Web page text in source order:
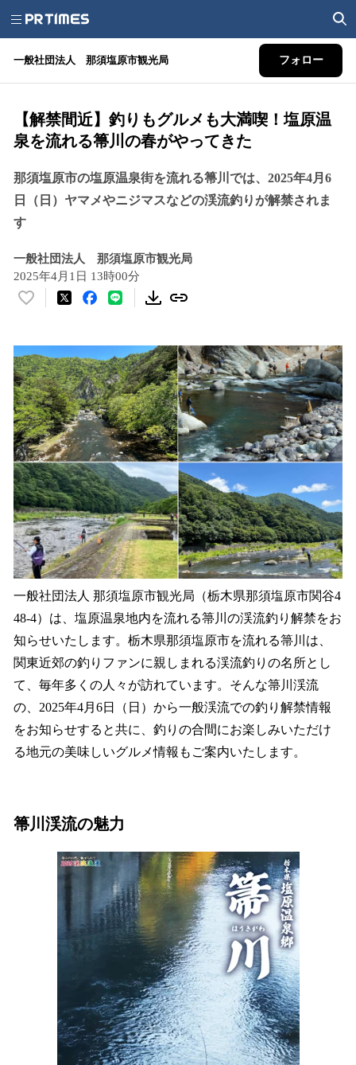
一般社団法人 那須塩原市観光局 フォロー
【解禁間近】釣りもグルメも大満喫！塩原温
泉を流れる箒川の春がやってきた
那須塩原市の塩原温泉街を流れる箒川では、2025年4月6
日（日）ヤマメやニジマスなどの渓流釣りが解禁されま
す
一般社団法人 那須塩原市観光局
2025年4月1日 13時00分
い
！
数
を
読
み
込
み
中
で
す
一般社団法人 那須塩原市観光局（栃木県那須塩原市関谷4
48-4）は、塩原温泉地内を流れる箒川の渓流釣り解禁をお
知らせいたします。栃木県那須塩原市を流れる箒川は、
関東近郊の釣りファンに親しまれる渓流釣りの名所とし
て、毎年多くの人々が訪れています。そんな箒川渓流
の、2025年4月6日（日）から一般渓流での釣り解禁情報
をお知らせすると共に、釣りの合間にお楽しみいただけ
る地元の美味しいグルメ情報もご案内いたします。
箒川渓流の魅力